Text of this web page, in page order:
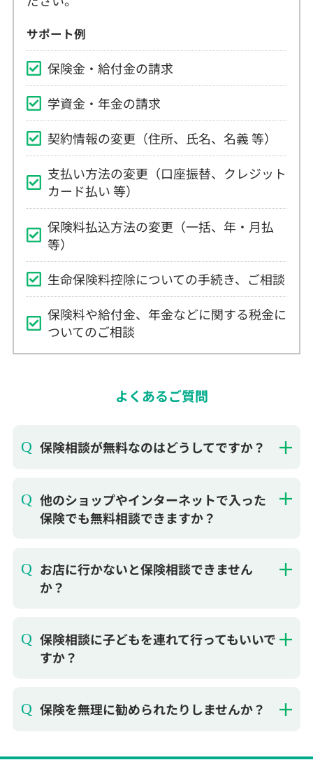
保険金・給付金の請求
学資金・年金の請求
契約情報の変更（住所、氏名、名義 等）
支払い方法の変更（口座振替、クレジット
カード払い 等）
保険料払込方法の変更（一括、年・月払
等）
生命保険料控除についての手続き、ご相談
保険料や給付金、年金などに関する税金に
ついてのご相談
保険でも無料相談できますか？
か？
すか？